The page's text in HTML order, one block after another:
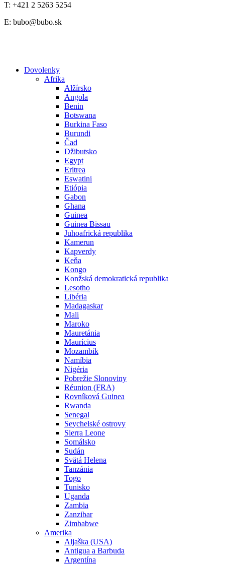
T: +421 2 5263 5254
E: bubo@bubo.sk
Dovolenky
Afrika
Alžírsko
Angola
Benin
Botswana
Burkina Faso
Burundi
Čad
Džibutsko
Egypt
Eritrea
Eswatini
Etiópia
Gabon
Ghana
Guinea
Guinea Bissau
Juhoafrická republika
Kamerun
Kapverdy
Keňa
Kongo
Konžská demokratická republika
Lesotho
Libéria
Madagaskar
Mali
Maroko
Mauretánia
Maurícius
Mozambik
Namíbia
Nigéria
Pobrežie Slonoviny
Réunion (FRA)
Rovníková Guinea
Rwanda
Senegal
Seychelské ostrovy
Sierra Leone
Somálsko
Sudán
Svätá Helena
Tanzánia
Togo
Tunisko
Uganda
Zambia
Zanzibar
Zimbabwe
Amerika
Aljaška (USA)
Antigua a Barbuda
Argentína